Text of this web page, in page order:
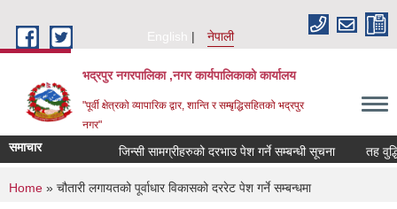
English
नेपाली
भद्रपुर नगरपालिका ,नगर कार्यपालिकाको कार्यालय
"पूर्वी क्षेत्रको व्यापारिक द्वार, शान्ति र सम्बृद्धिसहितको भद्रपुर
नगर"
समाचार जिन्सी सामग्रीहरुको दरभाउ पेश गर्ने सम्बन्धी सूचना तह
You are here
Home » चौतारी लगायतको पूर्वाधार विकासको दररेट पेश गर्ने सम्बन्धमा